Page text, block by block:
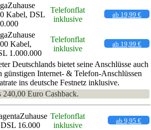
Kabel, DSL
Telefonflat
inklusive
ab 19,99 €
Kabel,
1.000.000
Telefonflat
inklusive
ab 19,99 €
Deutschlands bietet seine Anschlüsse auch
günstigen Internet- & Telefon-Anschlüssen
ins deutsche Festnetz inklusive.
Euro Cashback.
16.000
Telefonflat
inklusive
ab 9,95 €